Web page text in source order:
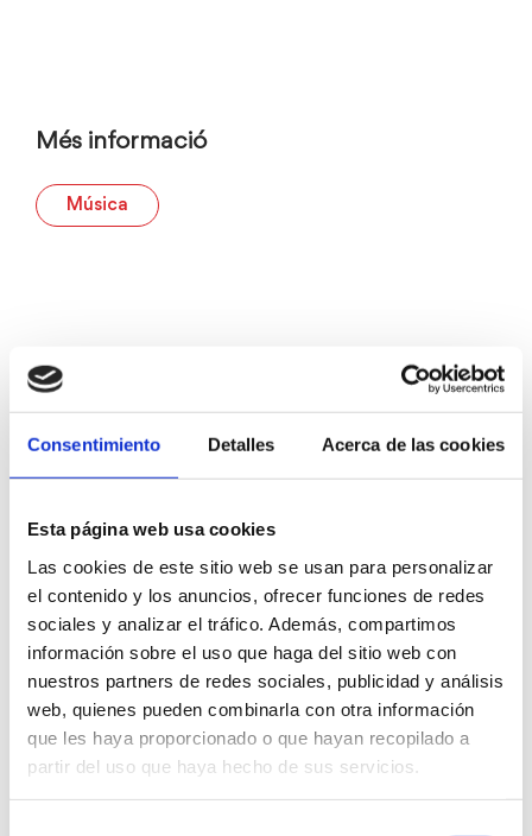
Consentimiento Detalles Acerca de las cookies
Esta página web usa cookies
Las cookies de este sitio web se usan para personalizar
el contenido y los anuncios, ofrecer funciones de redes
sociales y analizar el tráfico. Además, compartimos
información sobre el uso que haga del sitio web con
nuestros partners de redes sociales, publicidad y análisis
web, quienes pueden combinarla con otra información
que les haya proporcionado o que hayan recopilado a
partir del uso que haya hecho de sus servicios.
Més informació
Música
Teatre Auditori
966426165
cultura@ayto-denia.es
15 €